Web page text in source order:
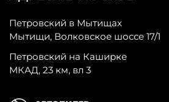
Петровский в Мытищах
Мытищи, Волковское шоссе 17/1
Петровский на Каширке
МКАД, 23 км, вл 3